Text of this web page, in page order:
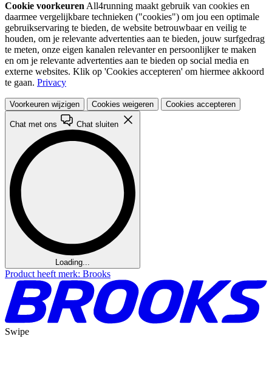
Cookie voorkeuren All4running maakt gebruik van cookies en
daarmee vergelijkbare technieken ("cookies") om jou een optimale
gebruikservaring te bieden, de website betrouwbaar en veilig te
houden, om je relevante advertenties aan te bieden, jouw surfgedrag
te meten, onze eigen kanalen relevanter en persoonlijker te maken
en om je relevante advertenties aan te bieden op social media en
externe websites. Klik op 'Cookies accepteren' om hiermee akkoord
te gaan. Privacy
Voorkeuren wijzigen Cookies weigeren Cookies accepteren
Chat met ons Chat sluiten
Loading...
Product heeft merk: Brooks
Swipe